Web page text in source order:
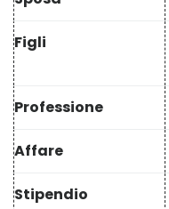
Figli
Professione
Affare
Stipendio